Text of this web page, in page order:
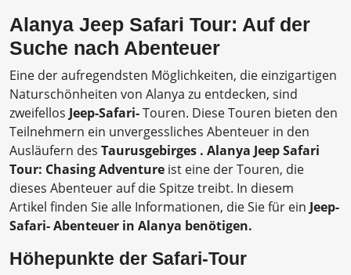
Alanya Jeep Safari Tour: Auf der
Suche nach Abenteuer
Eine der aufregendsten Möglichkeiten, die einzigartigen
Naturschönheiten von Alanya zu entdecken, sind
zweifellos Jeep-Safari-Touren. Diese Touren bieten den
Teilnehmern ein unvergessliches Abenteuer in den
Ausläufern des Taurusgebirges . Alanya Jeep Safari
Tour: Chasing Adventure ist eine der Touren, die
dieses Abenteuer auf die Spitze treibt. In diesem
Artikel finden Sie alle Informationen, die Sie für ein Jeep-
Safari- Abenteuer in Alanya benötigen.
Höhepunkte der Safari-Tour